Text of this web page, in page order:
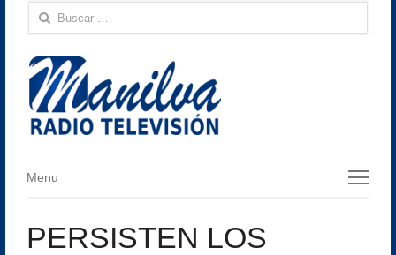
Buscar:
Menu
Menu
PERSISTEN LOS